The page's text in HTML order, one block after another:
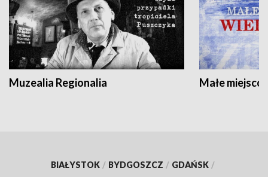
Muzealia Regionalia Małe
BIAŁYSTOK / BYDGOSZCZ / GDAŃSK /